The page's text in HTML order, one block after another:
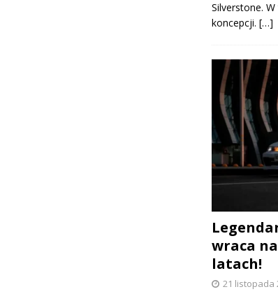
Silverstone.
koncepcji. […]
wraca
latach!
21 listopada